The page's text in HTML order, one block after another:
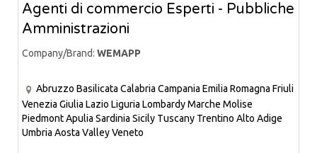
Agenti di commercio Esperti - Pubbliche
Amministrazioni
Company/Brand: WEMAPP
Abruzzo Basilicata Calabria Campania Emilia Romagna Friuli
Venezia Giulia Lazio Liguria LombardyMarche Molise
PiedmontApulia Sardinia Sicily Tuscany Trentino Alto Adige
Umbria Aosta ValleyVeneto